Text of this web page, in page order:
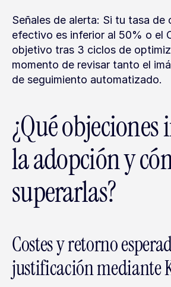
Señales de alerta: Si tu tasa de
efectivo es inferior al 50% o el
objetivo tras 3 ciclos de
momento de revisar tanto el
de seguimiento automatizado.
¿Qué
la adopción y
superarlas?
Costes y retorno
justificación mediante